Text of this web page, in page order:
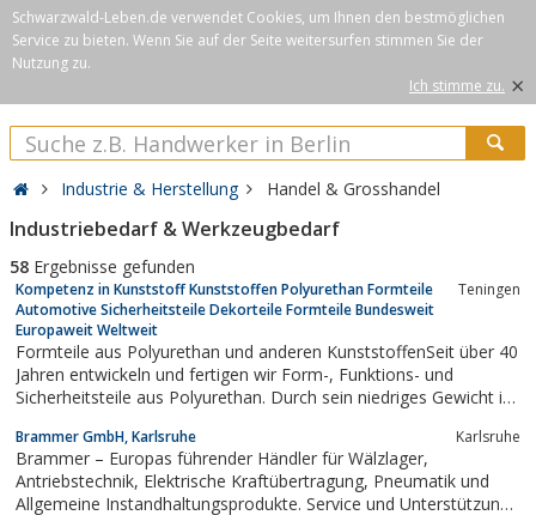
Schwarzwald-Leben.de verwendet Cookies, um Ihnen den bestmöglichen
Service zu bieten. Wenn Sie auf der Seite weitersurfen stimmen Sie der
Nutzung zu.
Ich stimme zu. ×
Industrie & Herstellung Handel & Grosshandel
Industriebedarf & Werkzeugbedarf
58 Ergebnisse gefunden
Kompetenz in Kunststoff Kunststoffen Polyurethan Formteile
Automotive Sicherheitsteile Dekorteile Formteile Bundesweit
Europaweit Weltweit
Teningen
Formteile aus Polyurethan und anderen KunststoffenSeit über 40
Jahren entwickeln und fertigen wir Form-, Funktions- und
Sicherheitsteile aus Polyurethan. Durch sein niedriges Gewicht in
Formstabilität ist Polyurethan ein idealer Werkstoff, um Ästhetik,
Ergonomie und...
Brammer GmbH, Karlsruhe Karlsruhe
Brammer – Europas führender Händler für Wälzlager,
Antriebstechnik, Elektrische Kraftübertragung, Pneumatik und
Allgemeine Instandhaltungsprodukte. Service und Unterstützung